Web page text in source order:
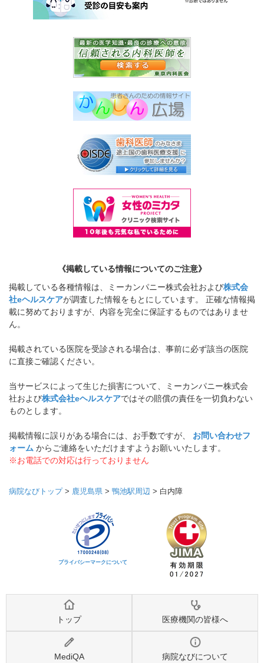
《掲載している情報についてのご注意》
掲載している各種情報は、ミーカンパニー株式会社および株式会
社eヘルスケアが調査した情報をもとにしています。 正確な情報掲
載に努めておりますが、内容を完全に保証するものではありませ
ん。
掲載されている医院を受診される場合は、事前に必ず該当の医院
に直接ご確認ください。
当サービスによって生じた損害について、ミーカンパニー株式会
社および株式会社eヘルスケアではその賠償の責任を一切負わない
ものとします。
掲載情報に誤りがある場合には、お手数ですが、 お問い合わせフ
ォーム からご連絡をいただけますようお願いいたします。
※お電話での対応は行っておりません
病院なびトップ> 鹿児島県 > 鴨池駅周辺 > 白内障
プライバシーマークについて
トップ 医療機関の皆様へ
MediQA 病院なびについて